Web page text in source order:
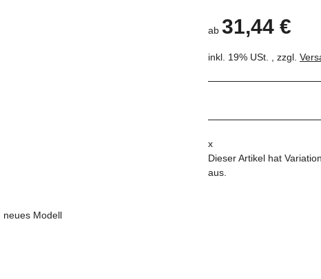
ab 31,44 €
inkl. 19% USt. , zzgl.
x
Dieser Artikel hat
aus.